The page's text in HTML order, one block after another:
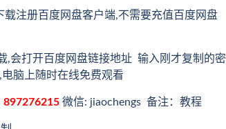
注册百度网盘客户端,不需要充值百度网盘
,会打开百度网盘链接地址 输入刚才复制的密
脑上随时在线免费观看
897276215 微信: jiaochengs 备注：教程